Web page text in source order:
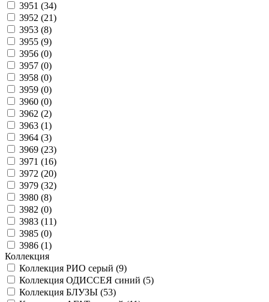
3951 (34)
3952 (21)
3953 (8)
3955 (9)
3956 (0)
3957 (0)
3958 (0)
3959 (0)
3960 (0)
3962 (2)
3963 (1)
3964 (3)
3969 (23)
3971 (16)
3972 (20)
3979 (32)
3980 (8)
3982 (0)
3983 (11)
3985 (0)
3986 (1)
Коллекция
Коллекция РИО серый (9)
Коллекция ОДИССЕЯ синий (5)
Коллекция БЛУЗЫ (53)